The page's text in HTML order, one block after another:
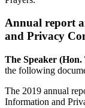
Annual report
and Privacy
The Speaker
the following
The 2019 annual
Information and